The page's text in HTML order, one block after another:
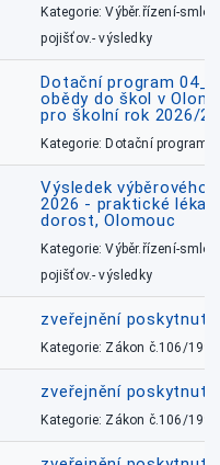
Kategorie: Výběr.řízení-
pojišťov.- výsledky
Dotační program
obědy do škol v
pro školní rok 2026/
Kategorie: Dotační
Výsledek výběrového
2026 - praktické
dorost, Olomouc
Kategorie: Výběr.řízení-
pojišťov.- výsledky
zveřejnění
Kategorie: Zákon č.106/1999
zveřejnění
Kategorie: Zákon č.106/1999